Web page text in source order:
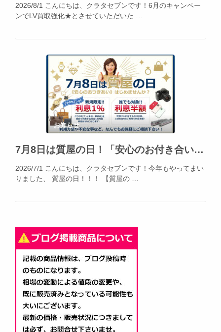
2026/8/1 こんにちは、クラタセブンです！6月のキャンペー
ンでLV買取強化★とさせていただいた …
お知らせ
7月8日は質屋の日！「安心のお付き合い」をはじめてみませんか？2026年7月は質預かり大歓迎！
2026/7/1 こんにちは、クラタセブンです！今年もやってまい
りました、 質屋の日！！！ 【質屋の …